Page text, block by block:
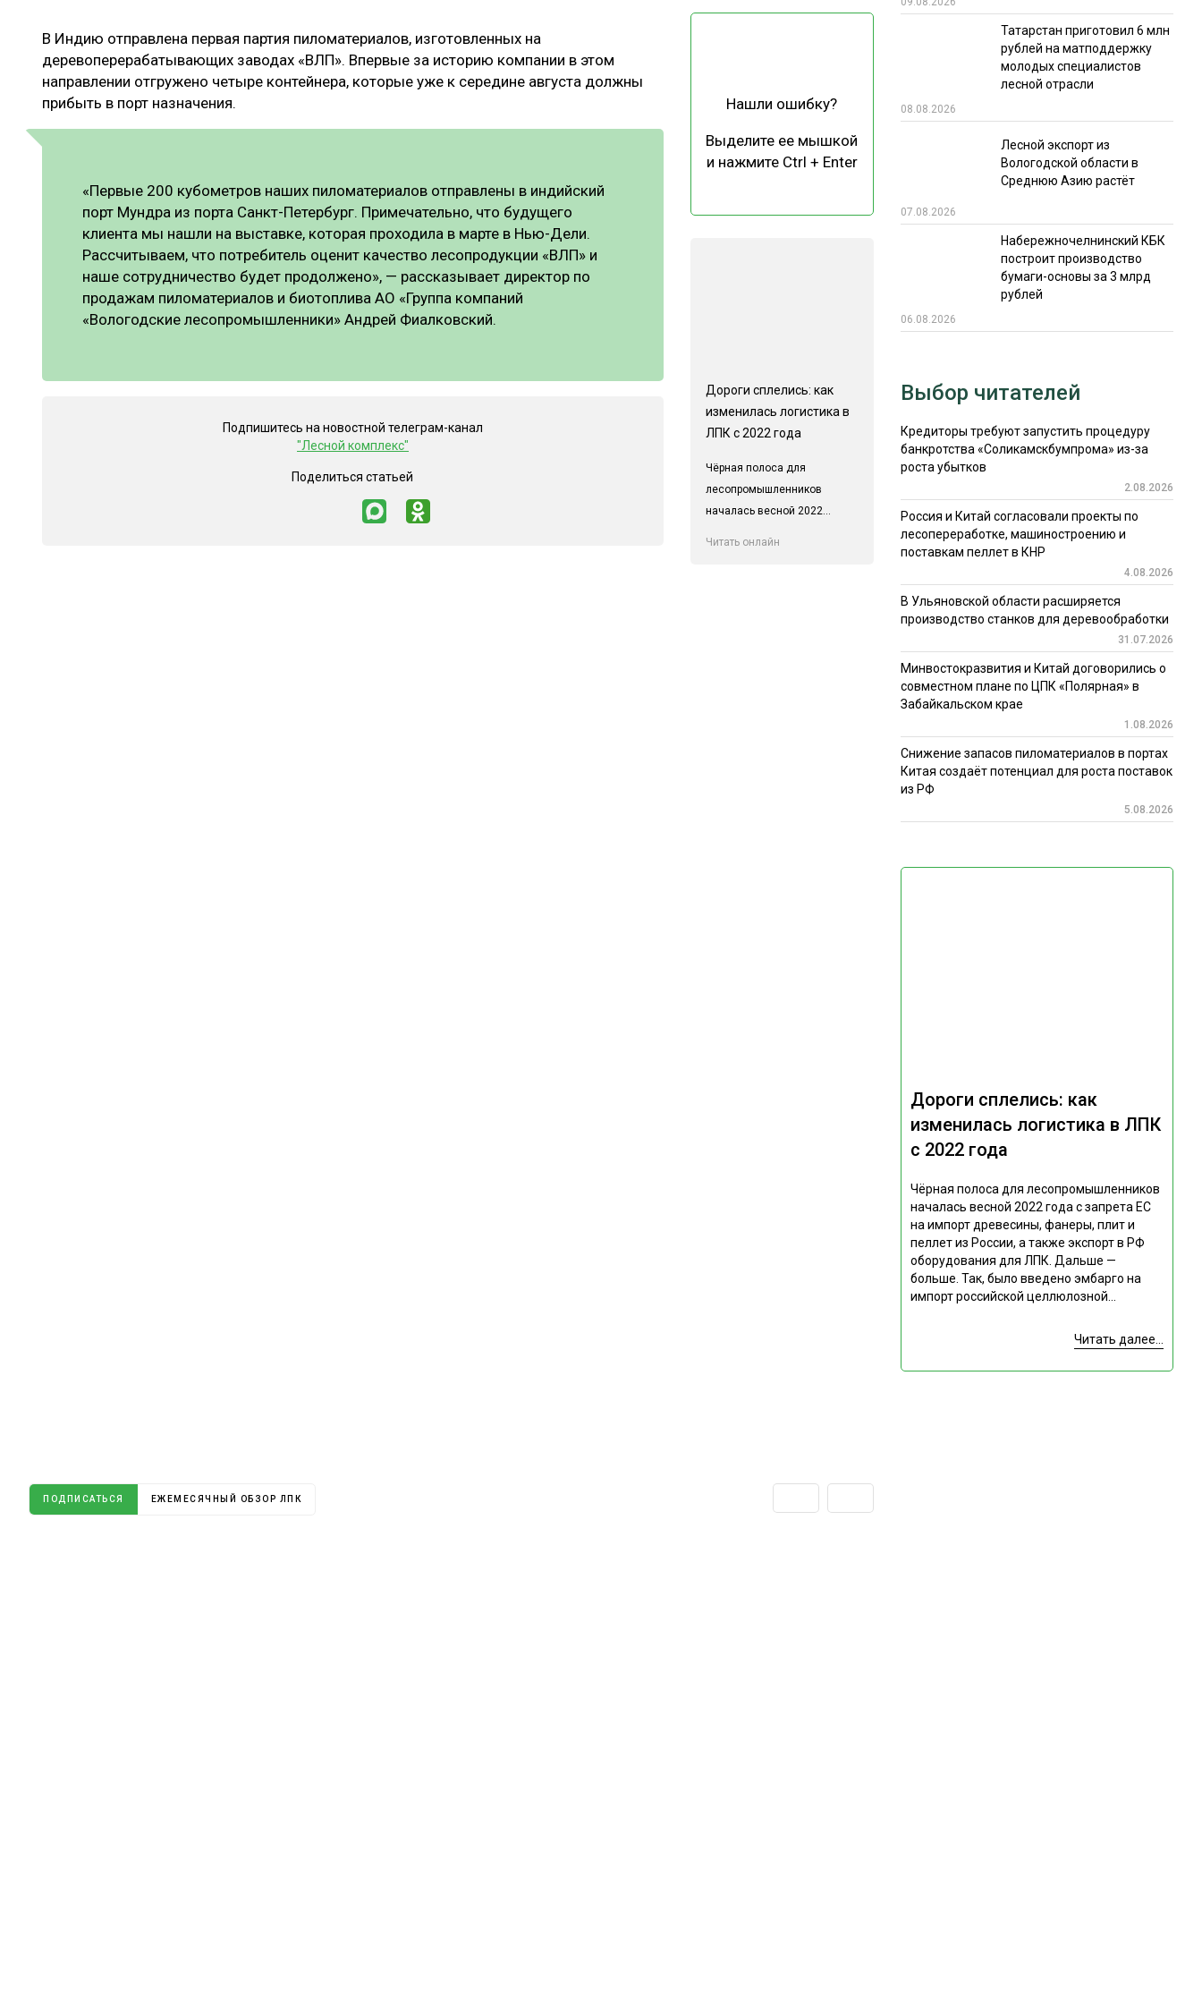
ЛОГИСТИКА
ЦБП
МЕБЕЛЬНОЕ ПРОИЗВОДСТВО
КАЛЕНДАРЬ ВЫСТАВОК ИТОГИ МЕРОПРИЯТИЙ
В Индию отправлена первая партия пиломатериалов, изготовленных на
деревоперерабатывающих заводах «ВЛП». Впервые за историю компании в этом
направлении отгружено четыре контейнера, которые уже к середине августа должны
прибыть в порт назначения.
«Первые 200 кубометров наших пиломатериалов отправлены в индийский
порт Мундра из порта Санкт-Петербург. Примечательно, что будущего
клиента мы нашли на выставке, которая проходила в марте в Нью-Дели.
Рассчитываем, что потребитель оценит качество лесопродукции «ВЛП» и
наше сотрудничество будет продолжено», — рассказывает директор по
продажам пиломатериалов и биотоплива АО «Группа компаний
«Вологодские лесопромышленники» Андрей Фиалковский.
Подпишитесь на новостной телеграм-канал
"Лесной комплекс"
Поделиться статьей
Нашли ошибку?
Выделите ее мышкой
и нажмите Ctrl + Enter
Дороги сплелись: как
изменилась логистика в
ЛПК с 2022 года
Чёрная полоса для
лесопромышленников
началась весной 2022...
Читать онлайн
Татарстан приготовил 6 млн
рублей на матподдержку
молодых специалистов
лесной отрасли
08.08.2026
Лесной экспорт из
Вологодской области в
Среднюю Азию растёт
07.08.2026
Набережночелнинский КБК
построит производство
бумаги-основы за 3 млрд
рублей
06.08.2026
Дороги сплелись: как
изменилась логистика в ЛПК
с 2022 года
Чёрная полоса для лесопромышленников
началась весной 2022 года с запрета ЕС
на импорт древесины, фанеры, плит и
пеллет из России, а также экспорт в РФ
оборудования для ЛПК. Дальше —
больше. Так, было введено эмбарго на
импорт российской целлюлозной...
Читать далее...
ПОДПИСАТЬСЯ ЕЖЕМЕСЯЧНЫЙ ОБЗОР ЛПК
Выбор читателей
Кредиторы требуют запустить процедуру
банкротства «Соликамскбумпрома» из-за
роста убытков
2.08.2026
Россия и Китай согласовали проекты по
лесопереработке, машиностроению и
поставкам пеллет в КНР
4.08.2026
В Ульяновской области расширяется
производство станков для деревообработки
31.07.2026
Минвостокразвития и Китай договорились о
совместном плане по ЦПК «Полярная» в
Забайкальском крае
1.08.2026
Снижение запасов пиломатериалов в портах
Китая создаёт потенциал для роста поставок
из РФ
5.08.2026